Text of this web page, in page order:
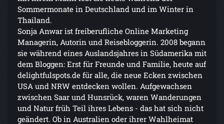
Sommermonate in Deutschland und im Winter in
Thailand.
Sonja Anwar ist freiberufliche Online Marketing
Managerin, Autorin und Reisebloggerin. 2008 begann
sie während eines Auslandsjahres in Südamerika mit
dem Bloggen: Erst für Freunde und Familie, heute auf
delightfulspots.de für alle, die neue Ecken zwischen
USA und NRW entdecken wollen. Aufgewachsen
zwischen Saar und Hunsrück, waren Wanderungen
und Natur früh Teil ihres Lebens - das hat sich nicht
geändert. Ob in Australien oder ihrer Wahlheimat